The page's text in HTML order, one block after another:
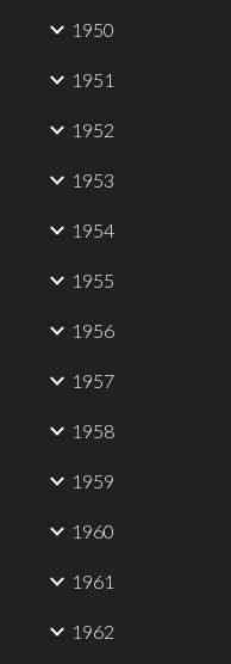
1950
1951
1952
1953
1954
1955
1956
1957
1958
1959
1960
1961
1962